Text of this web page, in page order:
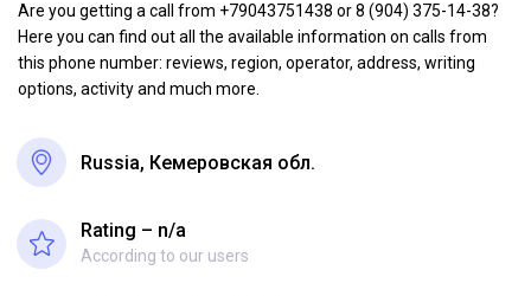
Are you getting a call from +79043751438 or 8 (904) 375-14-38?
Here you can find out all the available information on calls from
this phone number: reviews, region, operator, address, writing
options, activity and much more.
Russia, Кемеровская обл.
Rating – n/a
According to our users